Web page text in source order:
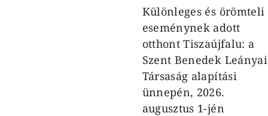
Különleges és örömteli
eseménynek adott
otthont Tiszaújfalu: a
Szent Benedek Leányai
Társaság alapítási
ünnepén, 2026.
augusztus 1-jén